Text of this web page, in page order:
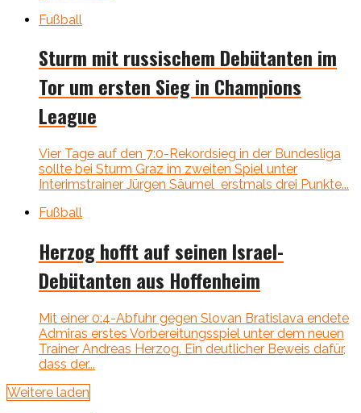
Fußball
Sturm mit russischem Debütanten im
Tor um ersten Sieg in Champions
League
Vier Tage auf den 7:0-Rekordsieg in der Bundesliga
sollte bei Sturm Graz im zweiten Spiel unter
Interimstrainer Jürgen Säumel erstmals drei Punkte...
Fußball
Herzog hofft auf seinen Israel-
Debütanten aus Hoffenheim
Mit einer 0:4-Abfuhr gegen Slovan Bratislava endete
Admiras erstes Vorbereitungsspiel unter dem neuen
Trainer Andreas Herzog. Ein deutlicher Beweis dafür,
dass der...
Weitere laden